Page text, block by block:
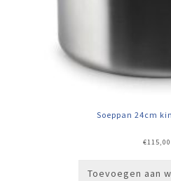
Soeppan 24cm
€115,00
Toevoegen aan